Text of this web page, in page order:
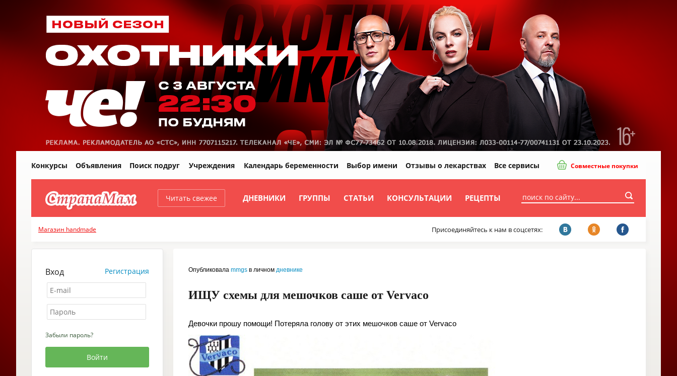
Читать свежее ДНЕВНИКИ ГРУППЫ СТАТЬИ КОНСУЛЬТАЦИИ РЕЦЕПТЫ
Конкурсы Объявления Поиск подруг Учреждения Календарь беременности Выбор имени Отзывы о лекарствах Все сервисы Совместные покупки
Магазин handmade Присоединяйтесь к нам в соцсетях:
Опубликовала mmgs в личном дневнике
ИЩУ схемы для мешочков саше от Vervaco
Девочки прошу помощи! Потеряла голову от этих мешочков саше от Vervaco
Вход Регистрация
Забыли пароль?